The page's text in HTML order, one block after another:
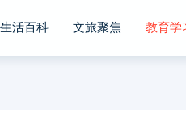
生活百科 文旅聚焦 教育学